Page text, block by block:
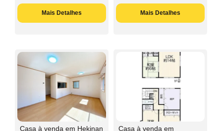
Mais Detalhes Mais Detalhes
Casa à venda em Hekinan
Casa à venda em